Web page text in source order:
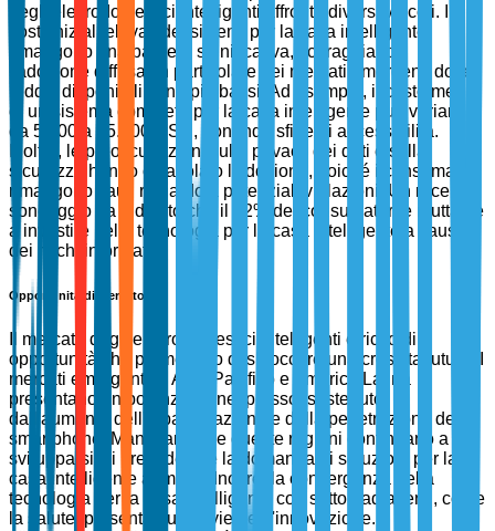
degli elettrodomestici intelligenti affronta diversi vincoli. I
costi iniziali elevati dei sistemi per la casa intelligente
rimangono una barriera significativa, scoraggiando
l'adozione diffusa, in particolare nei mercati emergenti dove i
redditi disponibili sono più bassi. Ad esempio, il costo medio
di un sistema completo per la casa intelligente può variare
da 5.000 a 15.000 USD, ponendo sfide di accessibilità.
Inoltre, le preoccupazioni sulla privacy dei dati e sulla
sicurezza hanno ostacolato l'adozione, poiché i consumatori
rimangono cauti riguardo a potenziali violazioni. Un recente
sondaggio ha indicato che il 62% dei consumatori è riluttante
a investire nella tecnologia per la casa intelligente a causa
dei rischi informatici.
Opportunità di Mercato
Il mercato degli elettrodomestici intelligenti è ricco di
opportunità che promettono di sbloccare una crescita futura. I
mercati emergenti in Asia-Pacifico e America Latina
presentano un potenziale inespresso, sostenuto
dall'aumento dell'urbanizzazione e dalla penetrazione degli
smartphone. Man mano che queste regioni continuano a
svilupparsi, si prevede che la domanda di soluzioni per la
casa intelligente aumenti. Inoltre, la convergenza della
tecnologia per la casa intelligente con settori adiacenti, come
la salute, presenta nuove vie per l'innovazione.